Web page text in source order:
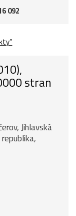
092
stran
Jihlavská